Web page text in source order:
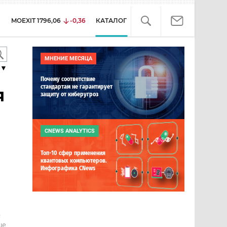
MOEXIT 1796,06 -0,36 КАТАЛОГ
▼
МНЕНИЕ МЕСЯЦА
Почему соответствие
стандартам не гарантирует
защиту от киберугроз
CNEWS ANALYTICS
Топ-10 сфер применения
квантовых компьютеров.
Инфографика CNews